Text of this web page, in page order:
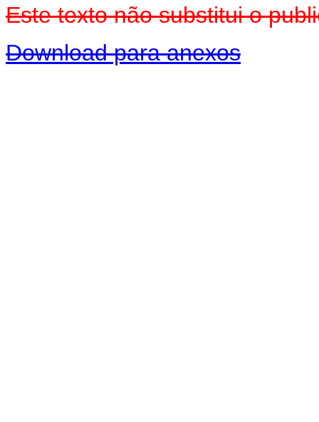
Este texto não substitui o
Download para anexos